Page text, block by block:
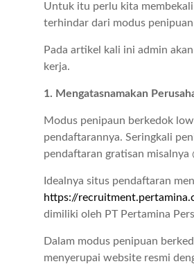
Untuk itu perlu kita
terhindar dari modus
Pada artikel kali ini admin
kerja.
1. Mengatasnamakan
Modus penipaun berkedok
pendaftarannya. Seringkali
pendaftaran gratisan misalnya
Idealnya situs pendaftaran
https://
dimiliki oleh PT Pertamina
Dalam modus penipuan
menyerupai website resmi